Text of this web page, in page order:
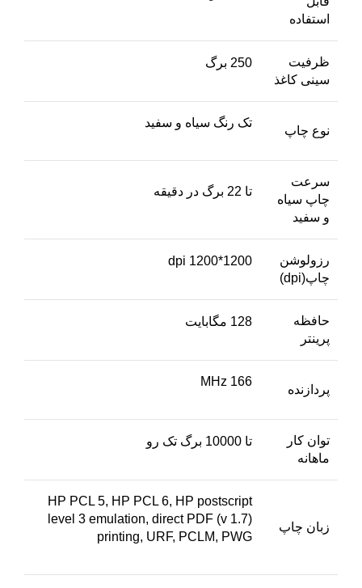
استفاده
ظرفیت
سینی کاغذ
250 برگ
نوع چاپ
تک رنگ سیاه و سفید
سرعت
چاپ سیاه
و سفید
تا 22 برگ در دقیقه
رزولوشن
چاپ(dpi)
1200*1200 dpi
حافظه
پرینتر
128 مگابایت
پردازنده
166 MHz
توان کار
ماهانه
تا 10000 برگ تک رو
زبان چاپ
HP PCL 5, HP PCL 6, HP postscript
level 3 emulation, direct PDF (v 1.7)
printing, URF, PCLM, PWG